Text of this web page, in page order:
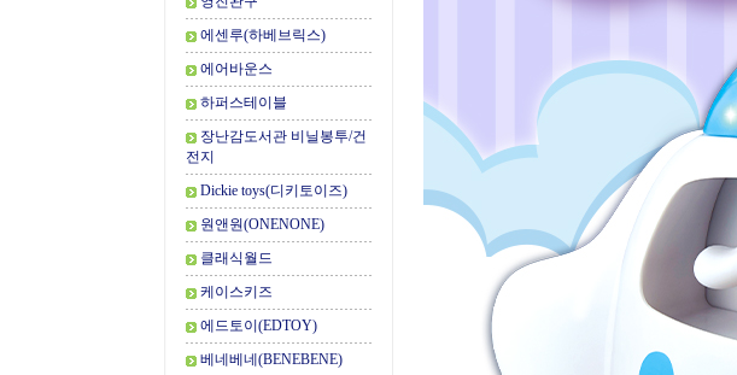
에센루(하베브릭스)
에어바운스
하퍼스테이블
장난감도서관 비닐봉투/건
전지
Dickie toys(디키토이즈)
원앤원(ONENONE)
클래식월드
케이스키즈
에드토이(EDTOY)
베네베네(BENEBENE)